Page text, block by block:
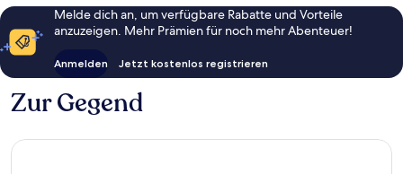
Melde dich an, um verfügbare Rabatte und Vorteile
anzuzeigen. Mehr Prämien für noch mehr Abenteuer!
Anmelden Jetzt kostenlos registrieren
Zur Gegend